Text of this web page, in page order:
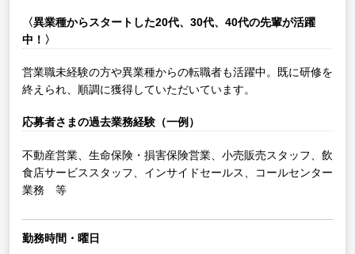
〈異業種からスタートした20代、30代、40代の先輩が活躍
中！〉
営業職未経験の方や異業種からの転職者も活躍中。既に研修を
終えられ、順調に獲得していただいています。
応募者さまの過去業務経験（一例）
不動産営業、生命保険・損害保険営業、小売販売スタッフ、飲
食店サービススタッフ、インサイドセールス、コールセンター
業務 等
勤務時間・曜日